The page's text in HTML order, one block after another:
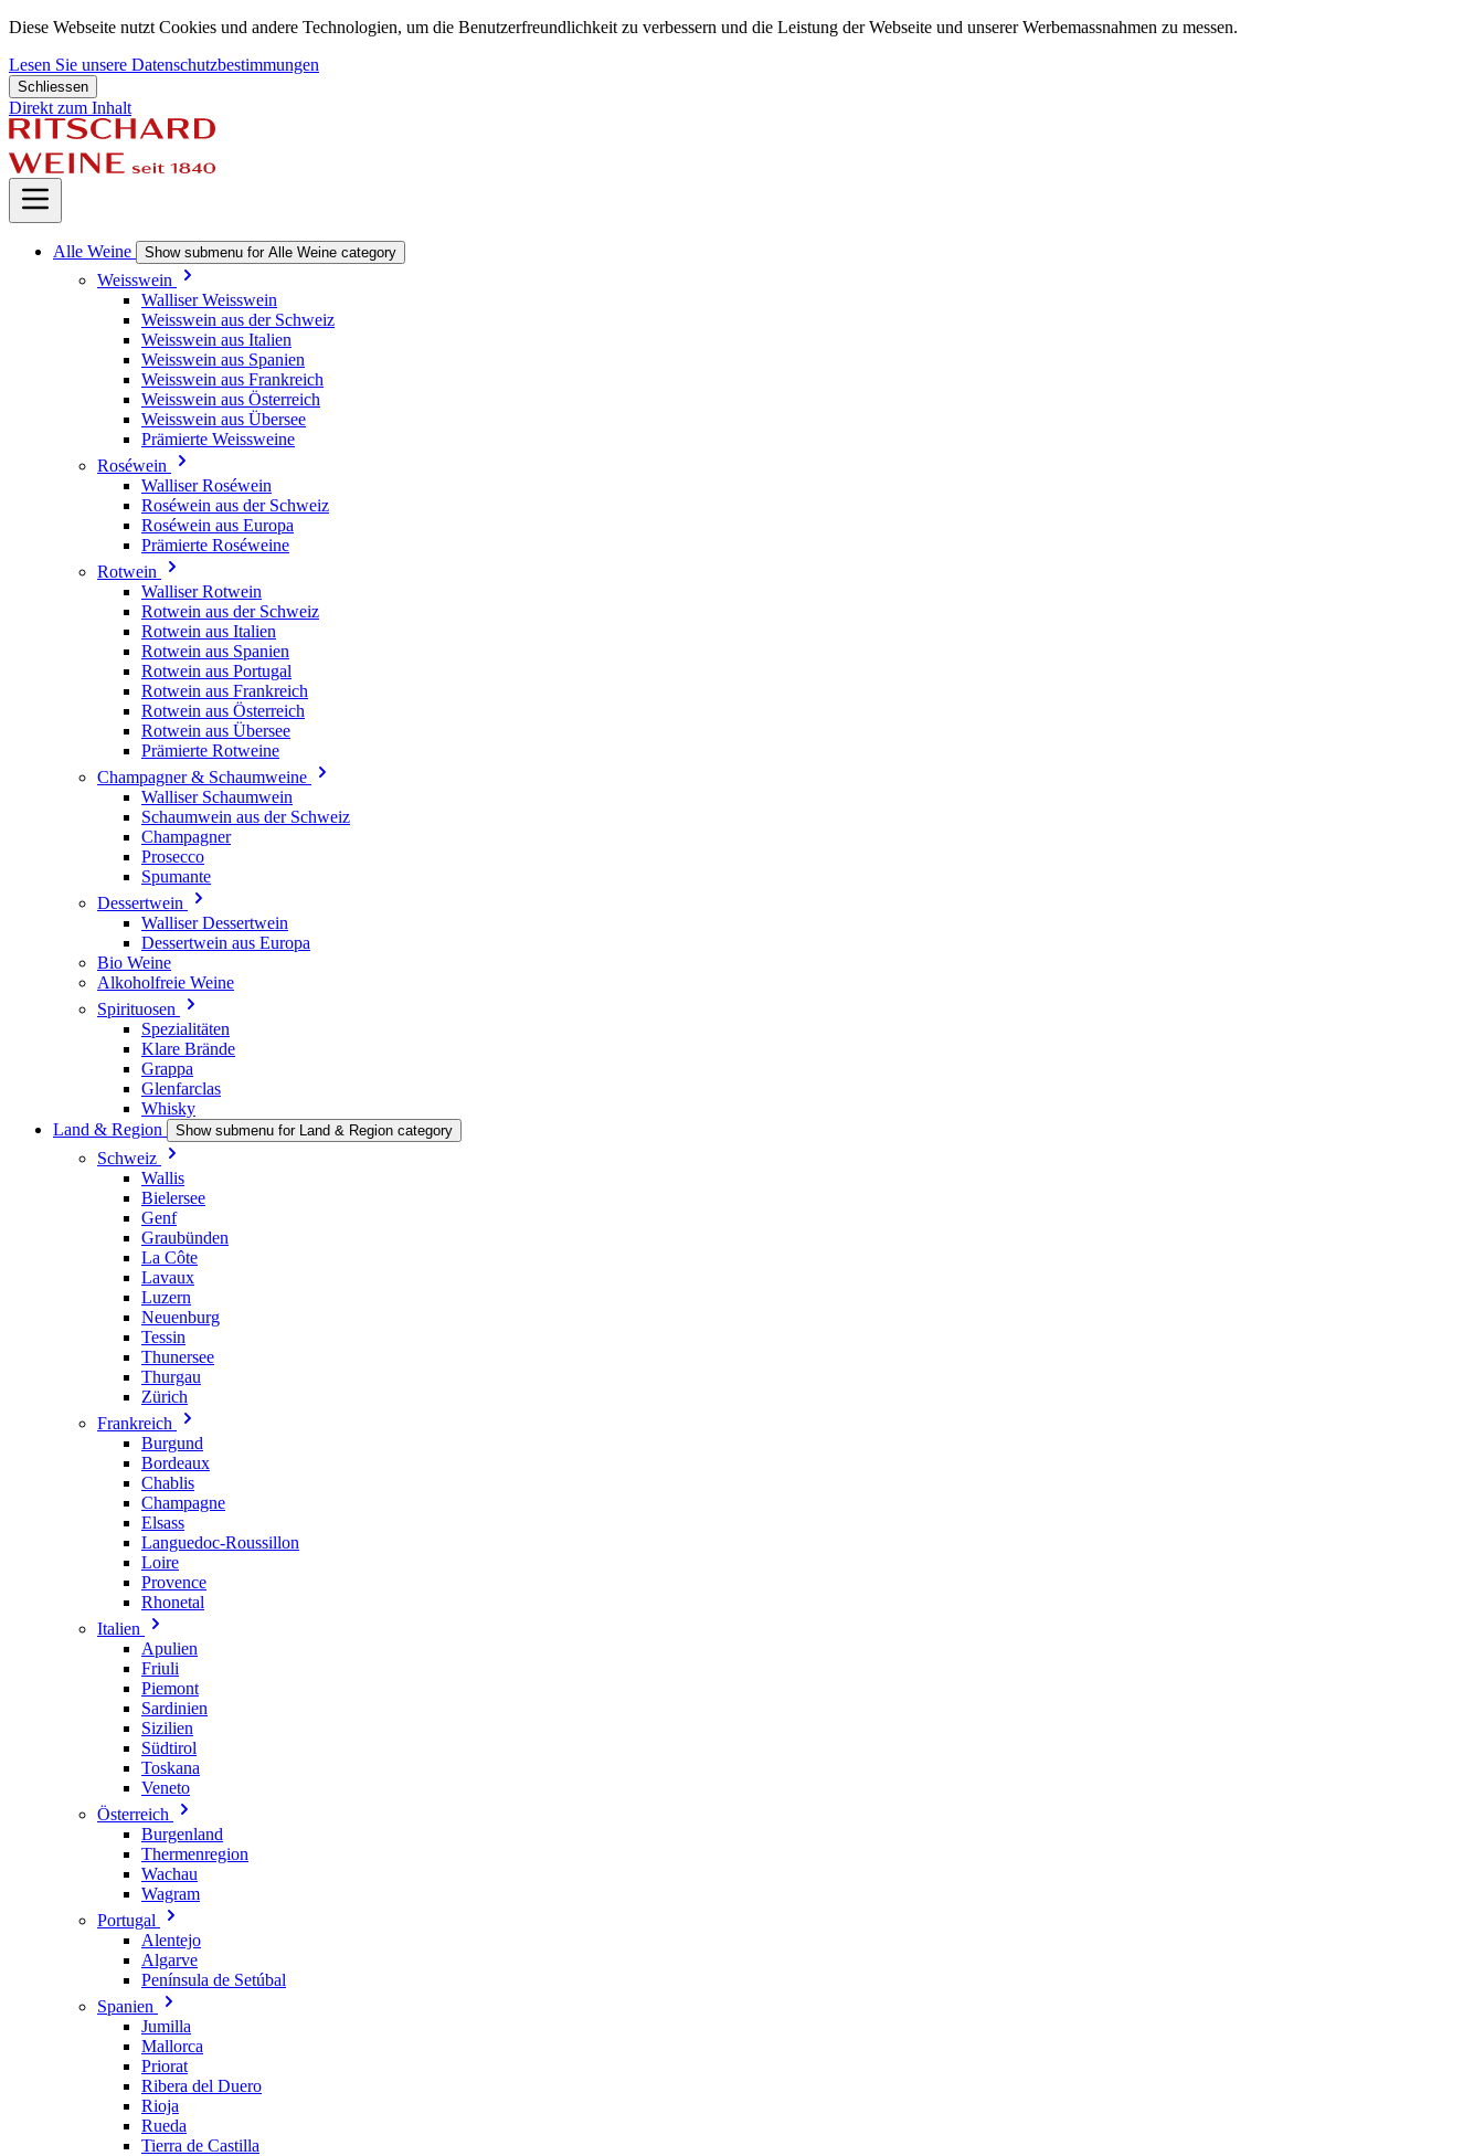
Diese Webseite nutzt Cookies und andere Technologien, um die Benutzerfreundlichkeit zu verbessern und die Leistung der Webseite und unserer Werbemassnahmen zu messen.
Lesen Sie unsere Datenschutzbestimmungen
Schliessen
Direkt zum Inhalt
Alle Weine Show submenu for Alle Weine category
Weisswein
Walliser Weisswein
Weisswein aus der Schweiz
Weisswein aus Italien
Weisswein aus Spanien
Weisswein aus Frankreich
Weisswein aus Österreich
Weisswein aus Übersee
Prämierte Weissweine
Roséwein
Walliser Roséwein
Roséwein aus der Schweiz
Roséwein aus Europa
Prämierte Roséweine
Rotwein
Walliser Rotwein
Rotwein aus der Schweiz
Rotwein aus Italien
Rotwein aus Spanien
Rotwein aus Portugal
Rotwein aus Frankreich
Rotwein aus Österreich
Rotwein aus Übersee
Prämierte Rotweine
Champagner & Schaumweine
Walliser Schaumwein
Schaumwein aus der Schweiz
Champagner
Prosecco
Spumante
Dessertwein
Walliser Dessertwein
Dessertwein aus Europa
Bio Weine
Alkoholfreie Weine
Spirituosen
Spezialitäten
Klare Brände
Grappa
Glenfarclas
Whisky
Land & Region
Show submenu for Land & Region category
Schweiz
Wallis
Bielersee
Genf
Graubünden
La Côte
Lavaux
Luzern
Neuenburg
Tessin
Thunersee
Thurgau
Zürich
Frankreich
Burgund
Bordeaux
Chablis
Champagne
Elsass
Languedoc-Roussillon
Loire
Provence
Rhonetal
Italien
Apulien
Friuli
Piemont
Sardinien
Sizilien
Südtirol
Toskana
Veneto
Österreich
Burgenland
Thermenregion
Wachau
Wagram
Portugal
Alentejo
Algarve
Península de Setúbal
Spanien
Jumilla
Mallorca
Priorat
Ribera del Duero
Rioja
Rueda
Tierra de Castilla